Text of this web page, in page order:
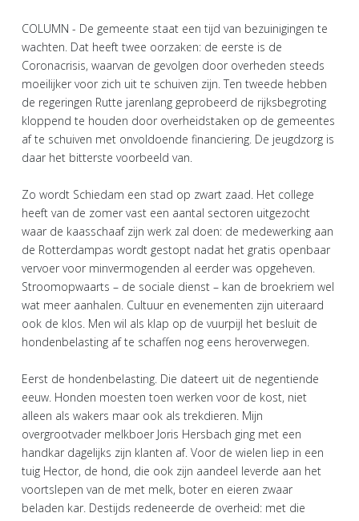
COLUMN - De gemeente staat een tijd van bezuinigingen te
wachten. Dat heeft twee oorzaken: de eerste is de
Coronacrisis, waarvan de gevolgen door overheden steeds
moeilijker voor zich uit te schuiven zijn. Ten tweede hebben
de regeringen Rutte jarenlang geprobeerd de rijksbegroting
kloppend te houden door overheidstaken op de gemeentes
af te schuiven met onvoldoende financiering. De jeugdzorg is
daar het bitterste voorbeeld van.
Zo wordt Schiedam een stad op zwart zaad. Het college
heeft van de zomer vast een aantal sectoren uitgezocht
waar de kaasschaaf zijn werk zal doen: de medewerking aan
de Rotterdampas wordt gestopt nadat het gratis openbaar
vervoer voor minvermogenden al eerder was opgeheven.
Stroomopwaarts – de sociale dienst – kan de broekriem wel
wat meer aanhalen. Cultuur en evenementen zijn uiteraard
ook de klos. Men wil als klap op de vuurpijl het besluit de
hondenbelasting af te schaffen nog eens heroverwegen.
Eerst de hondenbelasting. Die dateert uit de negentiende
eeuw. Honden moesten toen werken voor de kost, niet
alleen als wakers maar ook als trekdieren. Mijn
overgrootvader melkboer Joris Hersbach ging met een
handkar dagelijks zijn klanten af. Voor de wielen liep in een
tuig Hector, de hond, die ook zijn aandeel leverde aan het
voortslepen van de met melk, boter en eieren zwaar
beladen kar. Destijds redeneerde de overheid: met die